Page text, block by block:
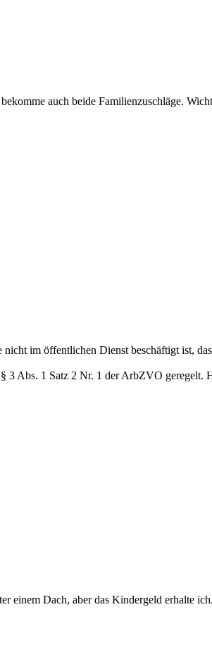
auch beide Familienzuschläge.
im öffentlichen Dienst beschäftigt ist,
3 Abs. 1 Satz 2 Nr. 1 der ArbZVO
einem Dach, aber das Kindergeld erhalte